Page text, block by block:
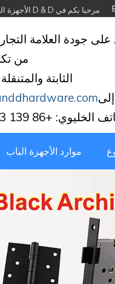
مرحبا بكم في D & D الأجهزة الصناعية المحدودة
جودة العلامة
من
الثابتة
إلى
الخليوي: +86 139 2903 7292
موارد الأجهزة الباب